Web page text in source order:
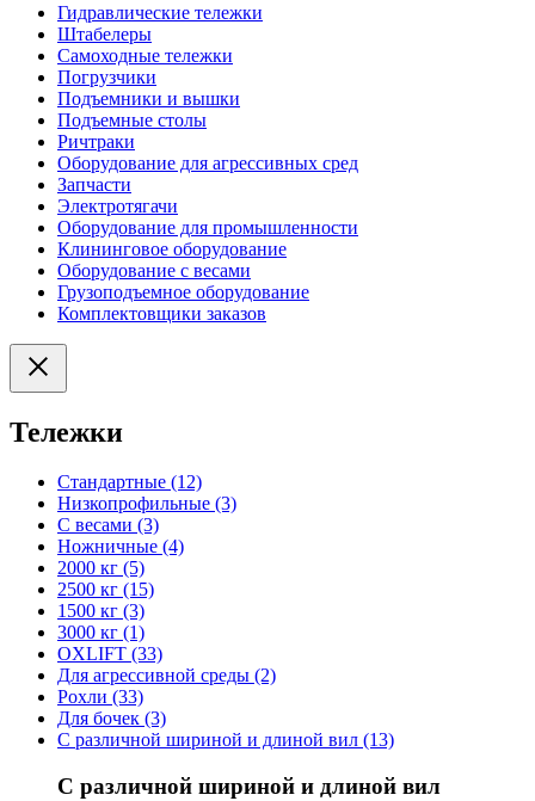
Гидравлические тележки
Штабелеры
Самоходные тележки
Погрузчики
Подъемники и вышки
Подъемные столы
Ричтраки
Оборудование для агрессивных сред
Запчасти
Электротягачи
Оборудование для промышленности
Клининговое оборудование
Оборудование с весами
Грузоподъемное оборудование
Комплектовщики заказов
Тележки
Стандартные (12)
Низкопрофильные (3)
С весами (3)
Ножничные (4)
2000 кг (5)
2500 кг (15)
1500 кг (3)
3000 кг (1)
OXLIFT (33)
Для агрессивной среды (2)
Рохли (33)
Для бочек (3)
С различной шириной и длиной вил (13)
С различной шириной и длиной вил